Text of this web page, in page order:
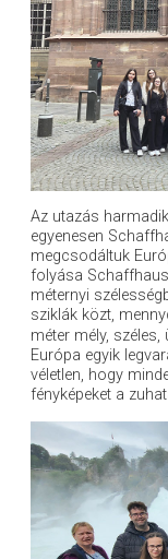
Az utazás
egyenesen
megcsodáltuk
folyása
méternyi
sziklák közt,
méter mély,
Európa egyik
véletlen, hogy
fényképeket a